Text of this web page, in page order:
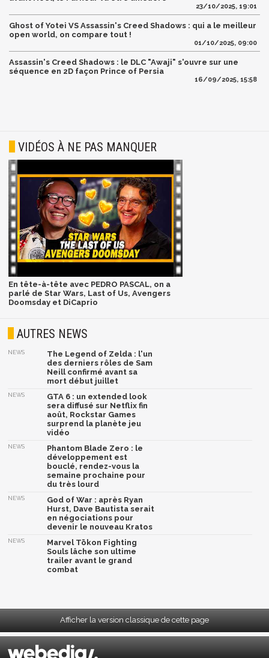
23/10/2025, 19:01
Ghost of Yotei VS Assassin's Creed Shadows : qui a le meilleur
open world, on compare tout !
01/10/2025, 09:00
Assassin's Creed Shadows : le DLC "Awaji" s'ouvre sur une
séquence en 2D façon Prince of Persia
16/09/2025, 15:58
VIDÉOS À NE PAS MANQUER
En tête-à-tête avec PEDRO PASCAL, on a
parlé de Star Wars, Last of Us, Avengers
Doomsday et DiCaprio
AUTRES NEWS
NEWS
The Legend of Zelda : l'un
des derniers rôles de Sam
Neill confirmé avant sa
mort début juillet
NEWS
GTA 6 : un extended look
sera diffusé sur Netflix fin
août, Rockstar Games
surprend la planète jeu
vidéo
NEWS
Phantom Blade Zero : le
développement est
bouclé, rendez-vous la
semaine prochaine pour
du très lourd
NEWS
God of War : après Ryan
Hurst, Dave Bautista serait
en négociations pour
devenir le nouveau Kratos
NEWS
Marvel Tōkon Fighting
Souls lâche son ultime
trailer avant le grand
combat
Afficher la version classique de cette page